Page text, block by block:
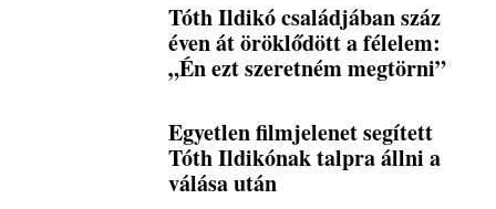
Tóth Ildikó családjában száz
éven át öröklődött a félelem:
„Én ezt szeretném megtörni”
Egyetlen filmjelenet segített
Tóth Ildikónak talpra állni a
válása után